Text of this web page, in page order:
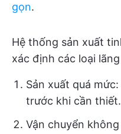
gọn.
Hệ thống sản xuất
xác định các loại
Sản xuất quá
trước khi cần thiết.
Vận chuyển